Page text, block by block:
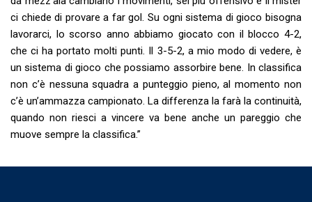
ci chiede di provare a far gol. Su ogni sistema di gioco bisogna
lavorarci, lo scorso anno abbiamo giocato con il blocco 4-2,
che ci ha portato molti punti. Il 3-5-2, a mio modo di vedere, è
un sistema di gioco che possiamo assorbire bene. In classifica
non c’è nessuna squadra a punteggio pieno, al momento non
c’è un’ammazza campionato. La differenza la farà la continuità,
quando non riesci a vincere va bene anche un pareggio che
muove sempre la classifica.”